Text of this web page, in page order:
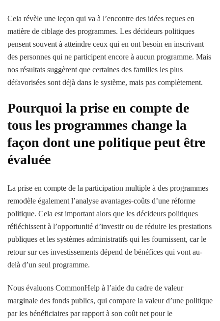
Cela révèle une leçon qui va à l’encontre des idées reçues en
matière de ciblage des programmes. Les décideurs politiques
pensent souvent à atteindre ceux qui en ont besoin en inscrivant
des personnes qui ne participent encore à aucun programme. Mais
nos résultats suggèrent que certaines des familles les plus
défavorisées sont déjà dans le système, mais pas complètement.
Pourquoi la prise en compte de
tous les programmes change la
façon dont une politique peut être
évaluée
La prise en compte de la participation multiple à des programmes
remodèle également l’analyse avantages-coûts d’une réforme
politique. Cela est important alors que les décideurs politiques
réfléchissent à l’opportunité d’investir ou de réduire les prestations
publiques et les systèmes administratifs qui les fournissent, car le
retour sur ces investissements dépend de bénéfices qui vont au-
delà d’un seul programme.
Nous évaluons CommonHelp à l’aide du cadre de valeur
marginale des fonds publics, qui compare la valeur d’une politique
par les bénéficiaires par rapport à son coût net pour le